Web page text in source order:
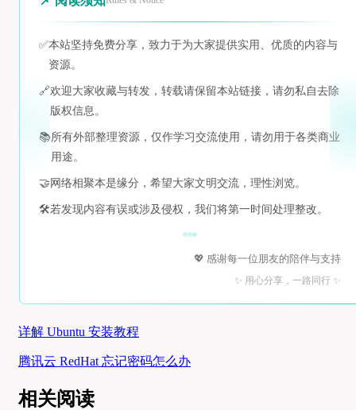
✅本站坚持免费分享，致力于为大家提供实用、优质的内容与
资源。
🔗欢迎大家收藏与转发，转载请保留本站链接，请勿私自去除
版权信息。
📚所有外部整理资源，仅作学习交流使用，请勿用于各类商业
用途。
🤝 网络相聚本是缘分，希望大家文明交流，理性浏览。
🛠️若发现内容有误或涉及侵权，我们将第一时间处理整改。
💖 感谢每一位朋友的陪伴与支持
✨ 用心分享，一路同行 ✨
详解 Ubuntu 安装教程
腾讯云 RedHat 忘记密码怎么办
相关阅读